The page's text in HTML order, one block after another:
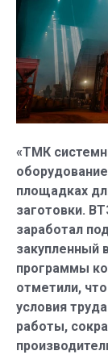
«ТМК
площадках
заготовки.
заработал
закупленный
программы
отметили,
условия
работы,